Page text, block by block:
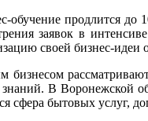
обучение продлится
заявок в
своей бизнес-идеи
бизнесом
знаний. В Воронежской
сфера бытовых услуг,